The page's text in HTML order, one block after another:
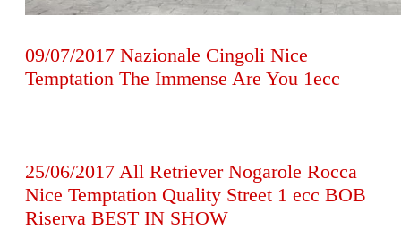
09/07/2017 Nazionale Cingoli Nice
Temptation The Immense Are You 1ecc
25/06/2017 All Retriever Nogarole Rocca
Nice Temptation Quality Street 1 ecc BOB
Riserva BEST IN SHOW